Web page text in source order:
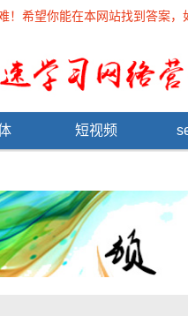
！希望你能在本网站找到答案
短视频